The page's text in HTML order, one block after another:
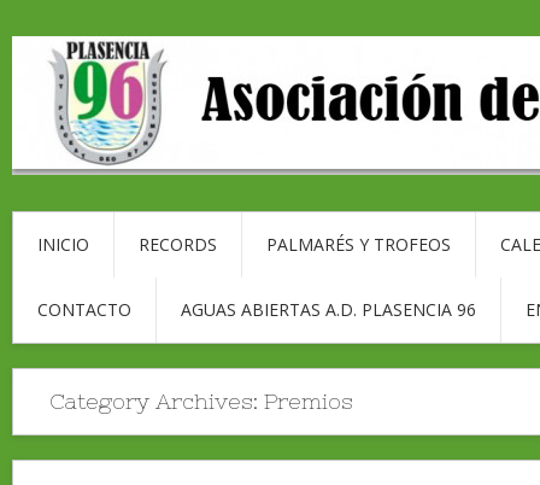
INICIO RECORDS PALMARÉS Y TROFEOS
CONTACTO AGUAS ABIERTAS A.D. PLASENCIA 96
Category Archives: Premios